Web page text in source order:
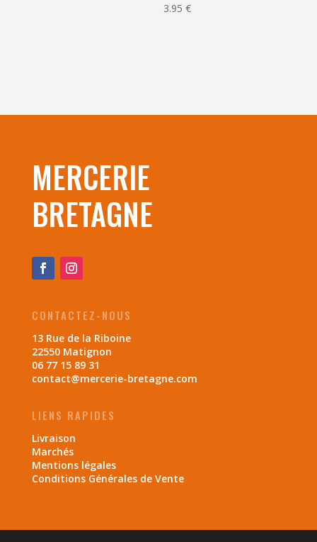
3.95€
MERCERIE
BRETAGNE
CONTACTEZ-NOUS
13 Rue de la Riboine
22550 Matignon
06 77 15 89 31
contact@mercerie-bretagne.com
LIENS RAPIDES
Livraison
Marchés
Mentions légales
Conditions Générales de Vente